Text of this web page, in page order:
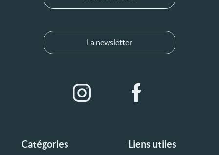
Catégories Liens utiles
La newsletter